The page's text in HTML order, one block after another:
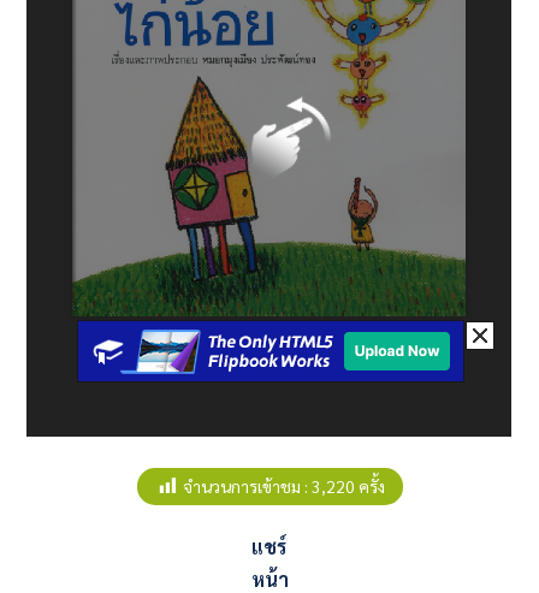
จำนวนการเข้าชม : 3,220 ครั้ง
แชร์
หน้า